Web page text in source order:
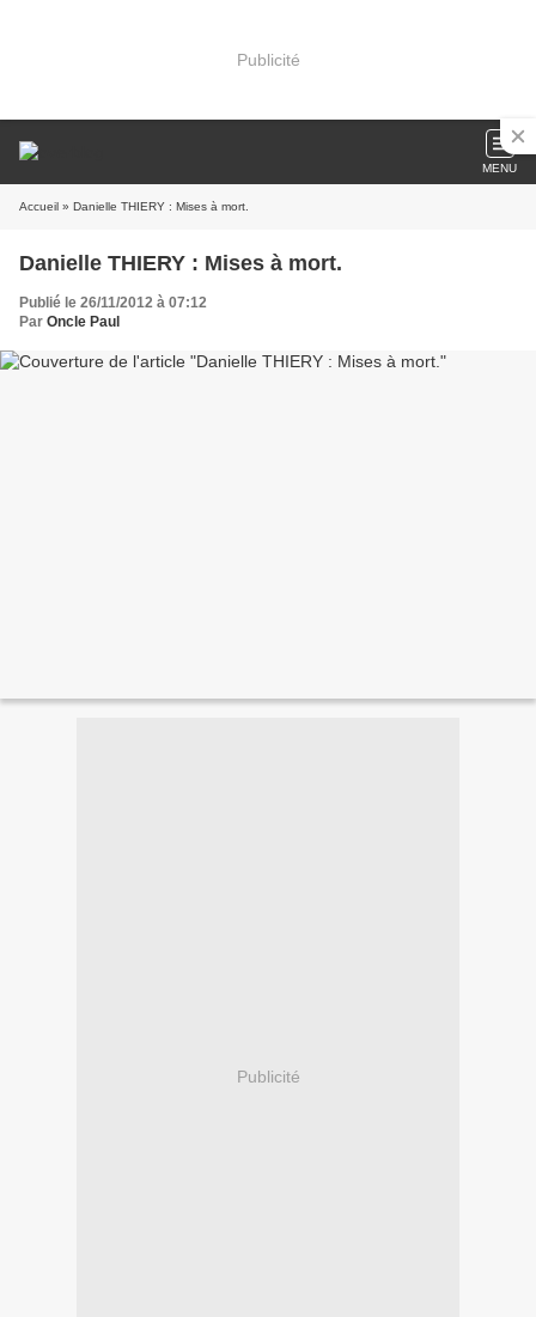
Publicité
MENU
Accueil » Danielle THIERY : Mises à mort.
Danielle THIERY : Mises à mort.
Publié le 26/11/2012 à 07:12
Par Oncle Paul
Publicité